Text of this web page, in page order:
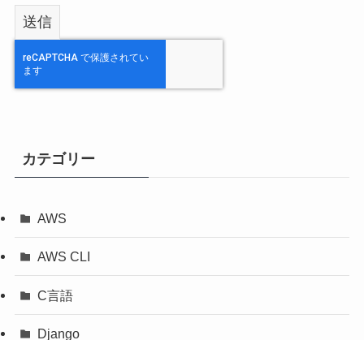
カテゴリー
AWS
AWS CLI
C言語
Django